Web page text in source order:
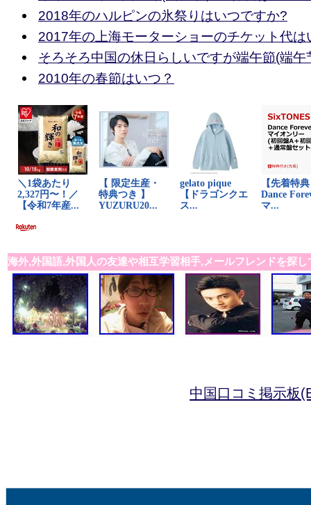
2018年のハルピンの氷祭りはいつですか?
2017年の上海モーターショーのチケット代は
そろそろ中国の休日らしいですが端午節(端午
2010年の春節はいつ？
海外,外国語,外国人の友達や相互学習相手,メールフレンドを探し
中国口コミ掲示板